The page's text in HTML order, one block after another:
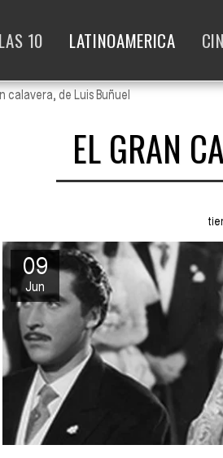
LAS 10 LATINOAMERICA
calavera, de Luis Buñuel
EL GRAN
09
Jun